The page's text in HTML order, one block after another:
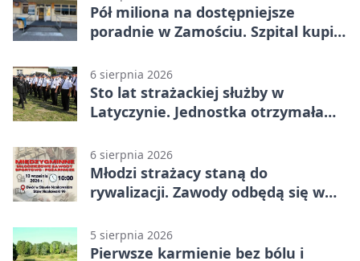
Pół miliona na dostępniejsze
poradnie w Zamościu. Szpital kupi
6 sierpnia 2026
Sto lat strażackiej służby w
Latyczynie. Jednostka otrzymała
6 sierpnia 2026
Młodzi strażacy staną do
rywalizacji. Zawody odbędą się w
5 sierpnia 2026
Pierwsze karmienie bez bólu i